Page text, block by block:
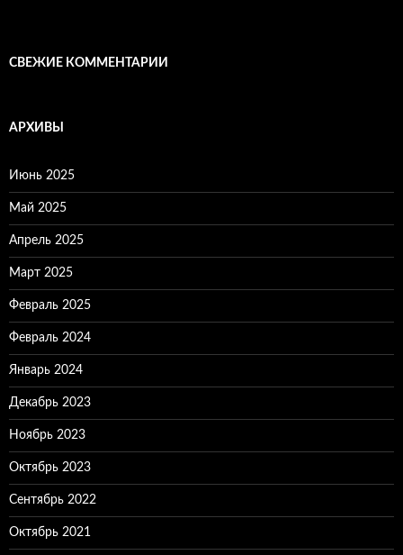
СВЕЖИЕ КОММЕНТАРИИ
АРХИВЫ
Июнь 2025
Май 2025
Апрель 2025
Март 2025
Февраль 2025
Февраль 2024
Январь 2024
Декабрь 2023
Ноябрь 2023
Октябрь 2023
Сентябрь 2022
Октябрь 2021